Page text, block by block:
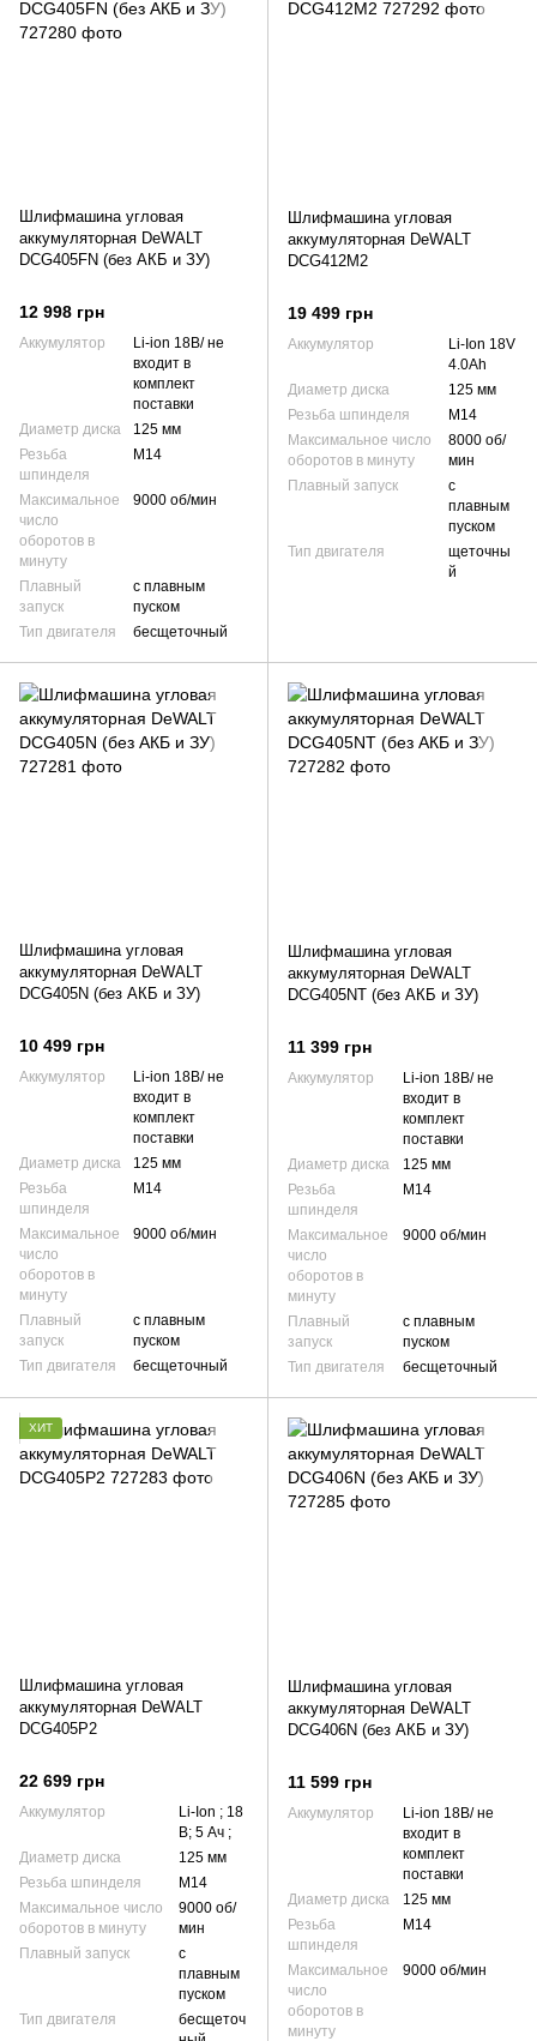
Шлифмашина угловая
аккумуляторная DeWALT
DCG405FN (без АКБ и ЗУ)
12 998 грн
Аккумулятор
Li-ion 18В/ не
входит в
комплект
поставки
Диаметр диска
125 мм
Резьба
шпинделя
М14
Максимальное
число
оборотов в
минуту
9000 об/мин
Плавный
запуск
с плавным
пуском
Тип двигателя
бесщеточный
Шлифмашина угловая
аккумуляторная DeWALT
DCG412M2
19 499 грн
Аккумулятор
Li-Ion 18V
4.0Ah
Диаметр диска
125 мм
Резьба шпинделя
М14
Максимальное число
оборотов в минуту
8000 об/
мин
Плавный запуск
с
плавным
пуском
Тип двигателя
щеточны
й
Шлифмашина угловая
аккумуляторная DeWALT
DCG405N (без АКБ и ЗУ)
10 499 грн
Аккумулятор
Li-ion 18В/ не
входит в
комплект
поставки
Диаметр диска
125 мм
Резьба
шпинделя
М14
Максимальное
число
оборотов в
минуту
9000 об/мин
Плавный
запуск
с плавным
пуском
Тип двигателя
бесщеточный
Шлифмашина угловая
аккумуляторная DeWALT
DCG405NT (без АКБ и ЗУ)
11 399 грн
Аккумулятор
Li-ion 18В/ не
входит в
комплект
поставки
Диаметр диска
125 мм
Резьба
шпинделя
М14
Максимальное
число
оборотов в
минуту
9000 об/мин
Плавный
запуск
с плавным
пуском
Тип двигателя
бесщеточный
ХИТ
Шлифмашина угловая
аккумуляторная DeWALT
DCG405P2
22 699 грн
Аккумулятор
Li-Ion ; 18
В; 5 Ач ;
Диаметр диска
125 мм
Резьба шпинделя
М14
Максимальное число
оборотов в минуту
9000 об/
мин
Плавный запуск
с
плавным
пуском
Тип двигателя
бесщеточ
Шлифмашина угловая
аккумуляторная DeWALT
DCG406N (без АКБ и ЗУ)
11 599 грн
Аккумулятор
Li-ion 18В/ не
входит в
комплект
поставки
Диаметр диска
125 мм
Резьба
шпинделя
М14
Максимальное
число
оборотов в
минуту
9000 об/мин